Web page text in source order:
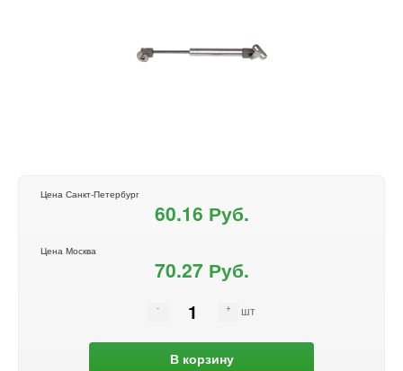
Цена Санкт-Петербург
60.16 Руб.
Цена Москва
70.27 Руб.
шт
В корзину